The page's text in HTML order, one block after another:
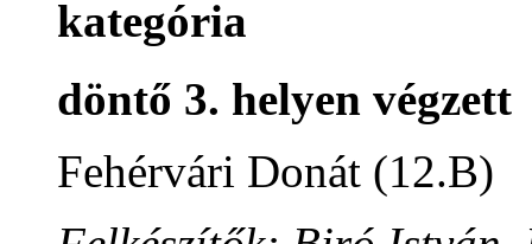
kategória
döntő 3. helyen végzett
Fehérvári Donát (12.B)